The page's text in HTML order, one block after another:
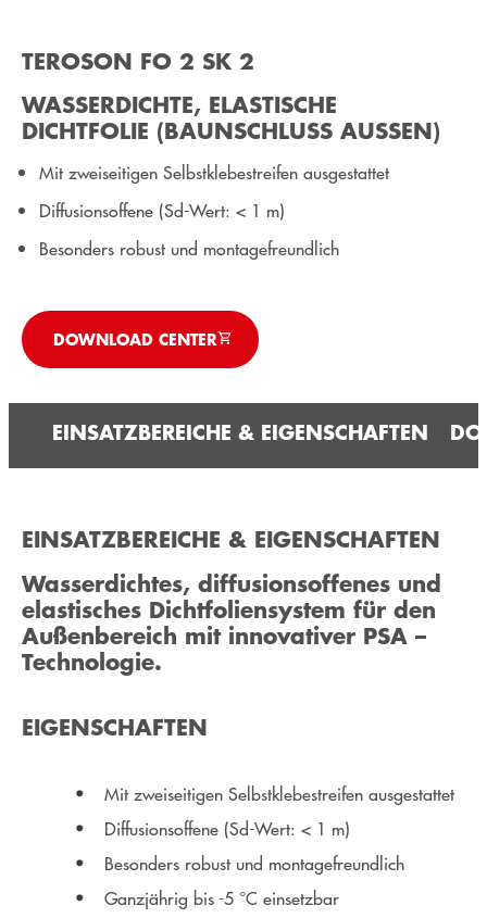
TEROSON FO 2 SK 2
WASSERDICHTE, ELASTISCHE
DICHTFOLIE (BAUNSCHLUSS AUSSEN)
Mit zweiseitigen Selbstklebestreifen ausgestattet
Diffusionsoffene (Sd-Wert: < 1 m)
Besonders robust und montagefreundlich
DOWNLOAD CENTER
EINSATZBEREICHE & EIGENSCHAFTEN
EINSATZBEREICHE & EIGENSCHAFTEN
Wasserdichtes, diffusionsoffenes und
elastisches Dichtfoliensystem für den
Außenbereich mit innovativer PSA –
Technologie.
EIGENSCHAFTEN
Mit zweiseitigen Selbstklebestreifen ausgestattet
Diffusionsoffene (Sd-Wert: < 1 m)
Besonders robust und montagefreundlich
Ganzjährig bis -5 °C einsetzbar